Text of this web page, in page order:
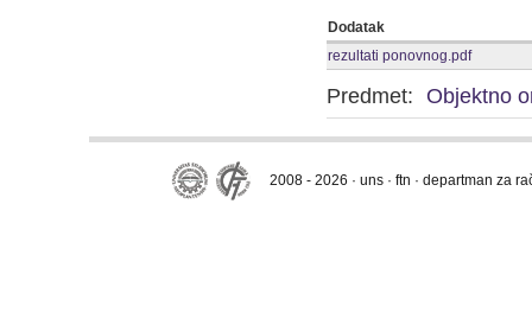
Dodatak
rezultati ponovnog.pdf
Predmet: Objektno
2008 - 2026 · uns · ftn · departman za